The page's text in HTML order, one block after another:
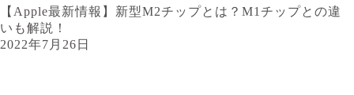
【Apple最新情報】新型M2チップとは？M1チップとの違
いも解説！
2022年7月26日